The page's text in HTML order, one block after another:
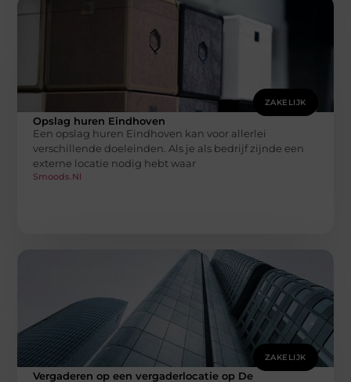
ZAKELIJK
Opslag huren Eindhoven
Een opslag huren Eindhoven kan voor allerlei
verschillende doeleinden. Als je als bedrijf zijnde een
externe locatie nodig hebt waar
Smoods.nl
ZAKELIJK
Vergaderen op een vergaderlocatie op De